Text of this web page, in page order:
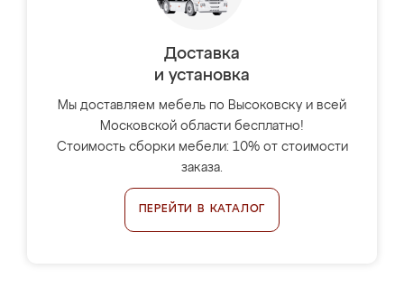
Доставка
и установка
Мы доставляем мебель по Высоковску и всей
Московской области бесплатно!
Стоимость сборки мебели: 10% от стоимости
заказа.
ПЕРЕЙТИ В КАТАЛОГ